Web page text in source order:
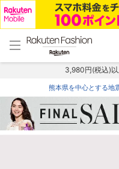
menu home
トップ
3,980円(税込)
熊本県を中心とする地